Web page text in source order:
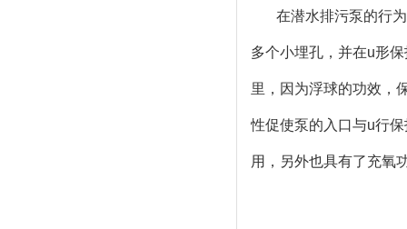
在潜水排污泵的行
多个小埋孔，并在u形
里，因为浮球的功效，
性促使泵的入口与u行
用，另外也具有了充氧